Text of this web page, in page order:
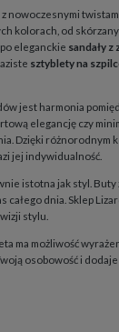
z nowoczesnymi
kolorach, od
eleganckie sandały z
sztyblety na
jest harmonia
elegancję czy
Dzięki różnorodnym
jej indywidualność.
istotna jak styl.
całego dnia. Sklep
stylu.
ma możliwość
osobowość i